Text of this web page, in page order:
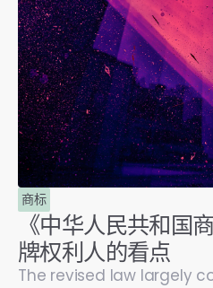
商标
《中华人民共和国
牌权利人的看点
The revised law largely